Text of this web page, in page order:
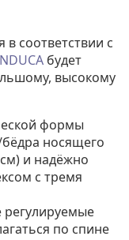
соответствии с
будет
высокому
формы
носящего
и надёжно
с тремя
регулируемые
по спине